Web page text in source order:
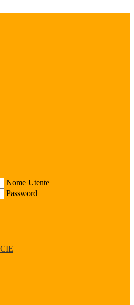
Nome Utente
Password